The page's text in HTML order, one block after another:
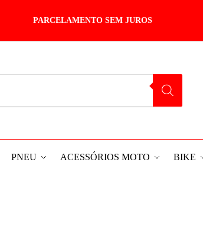
PARCELAMENTO SEM JUROS
PNEU ACESSÓRIOS MOTO BIKE